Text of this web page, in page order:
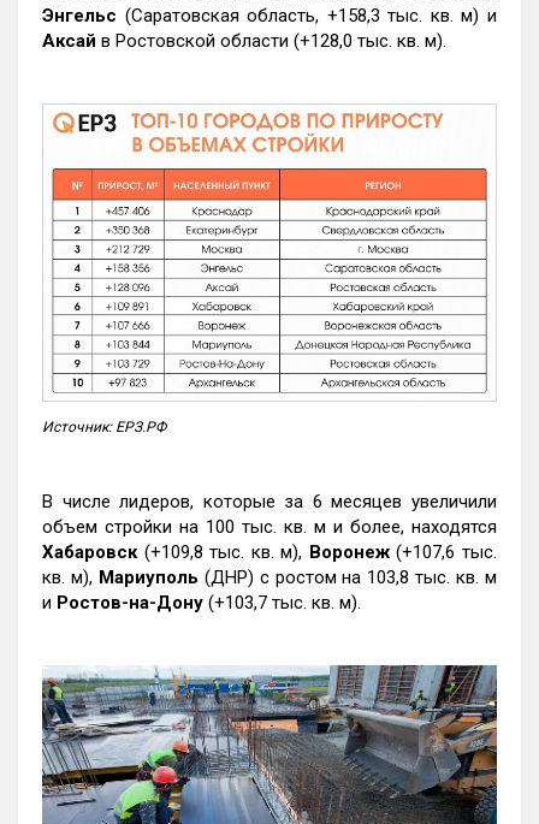
Энгельс (Саратовская область, +158,3 тыс. кв. м) и
Аксай в Ростовской области (+128,0 тыс. кв. м).
Источник: ЕРЗ.РФ
В числе лидеров, которые за 6 месяцев увеличили
объем стройки на 100 тыс. кв. м и более, находятся
Хабаровск (+109,8 тыс. кв. м), Воронеж(+107,6 тыс.
кв. м), Мариуполь (ДНР) с ростом на 103,8 тыс. кв. м
и Ростов-на-Дону (+103,7 тыс. кв. м).